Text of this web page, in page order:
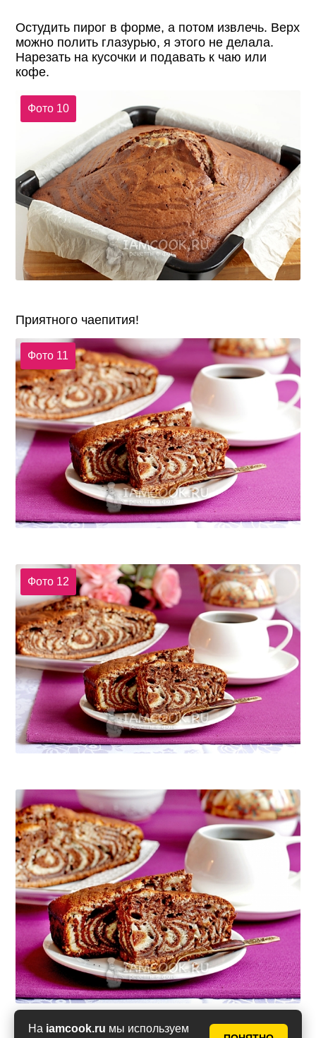
На iamcook.ru мы используем
Остудить пирог в форме, а потом извлечь. Верх
можно полить глазурью, я этого не делала.
Нарезать на кусочки и подавать к чаю или
кофе.
Фото 10
Приятного чаепития!
Фото 11
Фото 12